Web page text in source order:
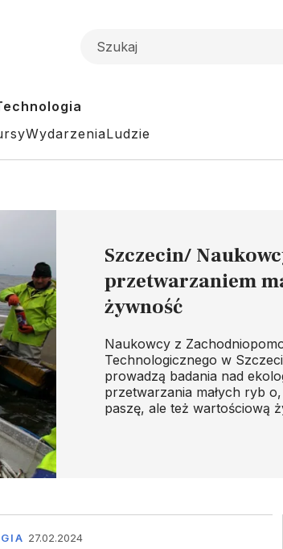
WydarzeniaLudzie
Szczecin/
przetwarzaniem
żywność
Naukowcy z
Technologicznego w
prowadzą badania nad
przetwarzania małych ryb
paszę, ale też wartościową
27.02.2024